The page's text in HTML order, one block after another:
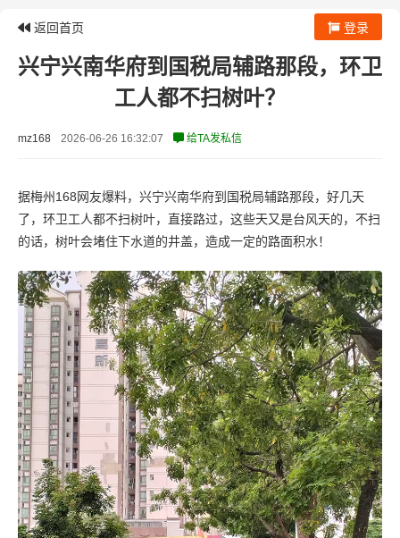
返回首页 登录
兴宁兴南华府到国税局辅路那段，环卫
工人都不扫树叶？
mz168 2026-06-26 16:32:07 给TA发私信
据梅州168网友爆料，兴宁兴南华府到国税局辅路那段，好几天
了，环卫工人都不扫树叶，直接路过，这些天又是台风天的，不扫
的话，树叶会堵住下水道的井盖，造成一定的路面积水！